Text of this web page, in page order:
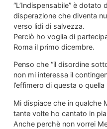
“L’Indispensabile” è
disperazione che diventa
verso lidi di salvezza.
Perciò ho voglia di
Roma il primo dicembre.
Penso che “il disordine
non mi interessa il
l’effimero di questa o
Mi dispiace che in qualche
tante volte ho cantato in
Anche perchè non vorrei